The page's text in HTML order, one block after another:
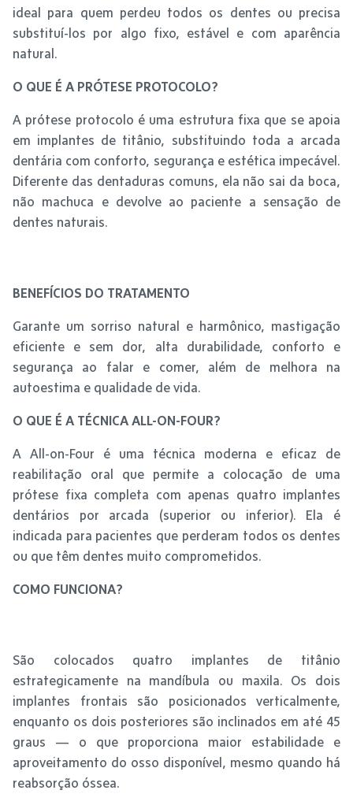
ideal para quem perdeu todos os dentes ou precisa
substituí-los por algo fixo, estável e com aparência
natural.
O QUE É A PRÓTESE PROTOCOLO?
A prótese protocolo é uma estrutura fixa que se apoia
em implantes de titânio, substituindo toda a arcada
dentária com conforto, segurança e estética impecável.
Diferente das dentaduras comuns, ela não sai da boca,
não machuca e devolve ao paciente a sensação de
dentes naturais.
BENEFÍCIOS DO TRATAMENTO
Garante um sorriso natural e harmônico, mastigação
eficiente e sem dor, alta durabilidade, conforto e
segurança ao falar e comer, além de melhora na
autoestima e qualidade de vida.
O QUE É A TÉCNICA ALL-ON-FOUR?
A All-on-Four é uma técnica moderna e eficaz de
reabilitação oral que permite a colocação de uma
prótese fixa completa com apenas quatro implantes
dentários por arcada (superior ou inferior). Ela é
indicada para pacientes que perderam todos os dentes
ou que têm dentes muito comprometidos.
COMO FUNCIONA?
São colocados quatro implantes de titânio
estrategicamente na mandíbula ou maxila. Os dois
implantes frontais são posicionados verticalmente,
enquanto os dois posteriores são inclinados em até 45
graus — o que proporciona maior estabilidade e
aproveitamento do osso disponível, mesmo quando há
reabsorção óssea.